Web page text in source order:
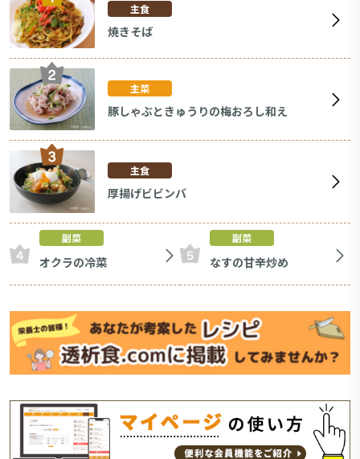
主食
焼きそば
主菜
豚しゃぶときゅうりの梅おろし和え
主食
厚揚げビビンバ
副菜
オクラの冷菜
副菜
なすの甘辛炒め